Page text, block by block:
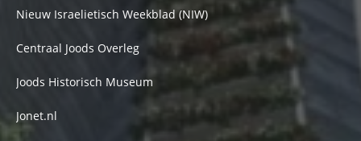
Nieuw Israelietisch Weekblad (NIW)
Centraal Joods Overleg
Joods Historisch Museum
Jonet.nl